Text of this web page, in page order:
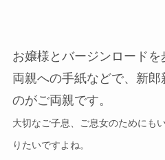
お嬢様とバージンロード
両親への手紙などで、新
のがご両親です。
大切なご子息、ご息女のためにも
りたいですよね。